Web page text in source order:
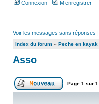
Connexion M’enregistrer
Voir les messages sans réponses |
Index du forum » Peche en kayak
Asso
Page 1 sur 1